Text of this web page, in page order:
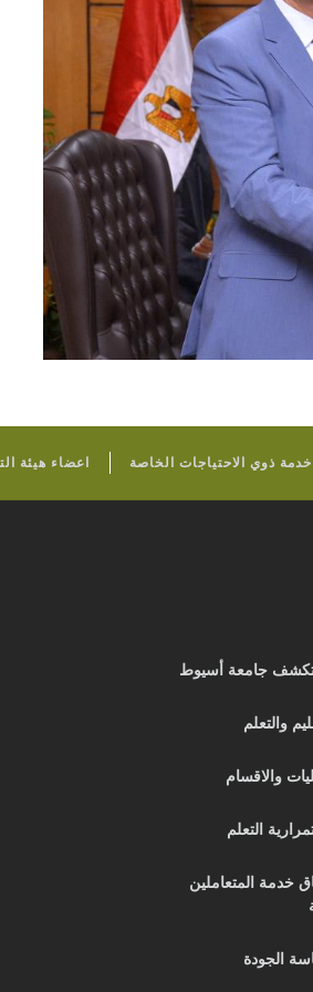
خدمة ذوي الاحتياجات الخاصة اعضاء هيئة
جامعة أسيوط
والتعلم
والاقسام
التعلم
خدمة المتعاملين
الجودة